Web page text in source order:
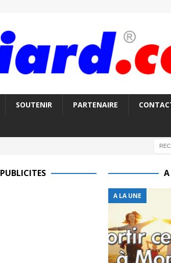
SOUTENIR PARTENAIRE
PUBLICITES
A LA UNE